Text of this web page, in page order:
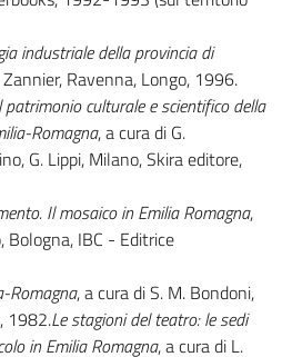
industriale della provincia di
Zannier, Ravenna, Longo, 1996.
patrimonio culturale e scientifico della
Romagna, a cura di G.
G. Lippi, Milano, Skira editore,
Il mosaico in Emilia Romagna,
Bologna, IBC - Editrice
Romagna, a cura di S. M. Bondoni,
1982.Le stagioni del teatro: le sedi
in Emilia Romagna, a cura di L.